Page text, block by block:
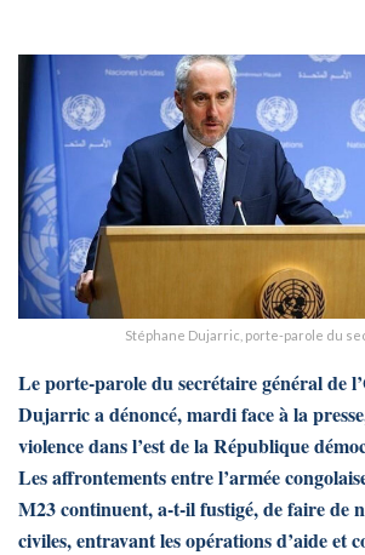
Stéphane Dujarric, porte-parole du
Le porte-parole du secrétaire général de
Dujarric a dénoncé, mardi face à la
violence dans l’est de la République
Les affrontements entre l’armée
M23 continuent, a-t-il fustigé, de faire de
civiles, entravant les opérations d’aide et